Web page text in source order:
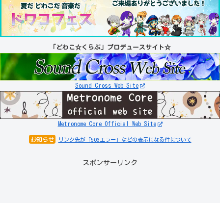
「どわこ☆くらぶ」プロデュースサイト☆
Sound Cross Web Site
Metronome Core Official Web Site
お知らせ リンク先が「503エラー」などの表示になる件について
スポンサーリンク